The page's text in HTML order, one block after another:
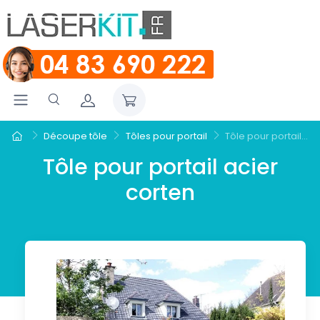
Découpe tôle Tôles pour portail Tôle pour portail...
Tôle pour portail acier
corten